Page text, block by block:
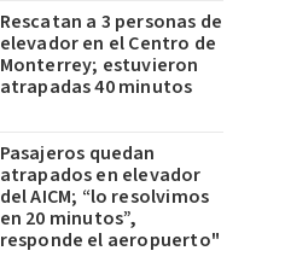
Rescatan a 3 personas de
elevador en el Centro de
Monterrey; estuvieron
atrapadas 40 minutos
Pasajeros quedan
atrapados en elevador
del AICM; “lo resolvimos
en 20 minutos”,
responde el aeropuerto"